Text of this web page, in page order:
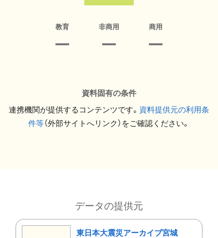
教育 非商用 商用
資料固有の条件
連携機関が提供するコンテンツです。 資料提供元の利用条
件等（外部サイトへリンク）をご確認ください。
データの提供元
東日本大震災アーカイブ宮城